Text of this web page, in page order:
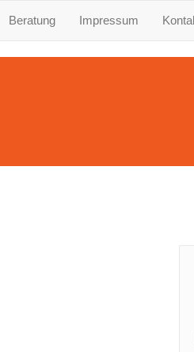
Beratung Impressum